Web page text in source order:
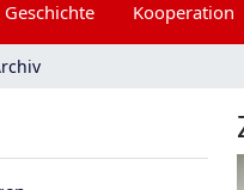
Geschichte Kooperation